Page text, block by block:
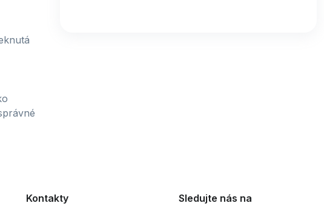
Kontakty Sledujte nás na